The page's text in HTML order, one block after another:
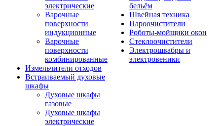
электрические
Варочные
поверхности
индукционные
Варочные
поверхности
комбинированные
Измельчители отходов
Встраиваемый духовые
шкафы
Духовые шкафы
газовые
Духовые шкафы
электрические
бельём
Швейная техника
Пароочистители
Роботы-мойщики окон
Стеклоочистители
Электрошвабры и
электровеники